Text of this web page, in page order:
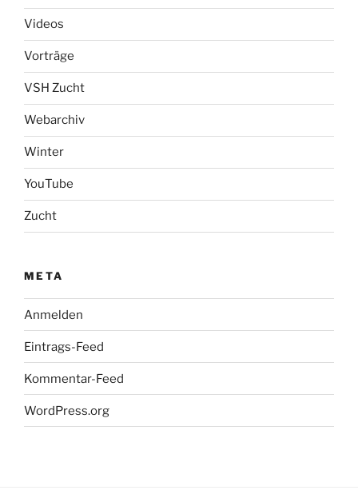
Videos
Vorträge
VSH Zucht
Webarchiv
Winter
YouTube
Zucht
META
Anmelden
Eintrags-Feed
Kommentar-Feed
WordPress.org